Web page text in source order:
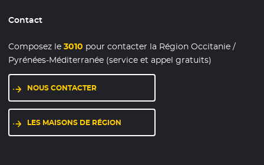
Contact
Composez le3010 pour contacter la Région Occitanie /
Pyrénées-Méditerranée (service et appel gratuits)
NOUS CONTACTER
LES MAISONS DE RÉGION